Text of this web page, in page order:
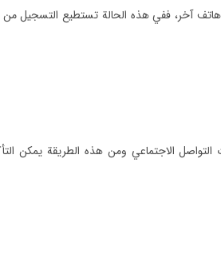
آخر، ففي هذه الحالة تستطيع التسجيل
الاجتماعي ومن هذه الطريقة يمكن